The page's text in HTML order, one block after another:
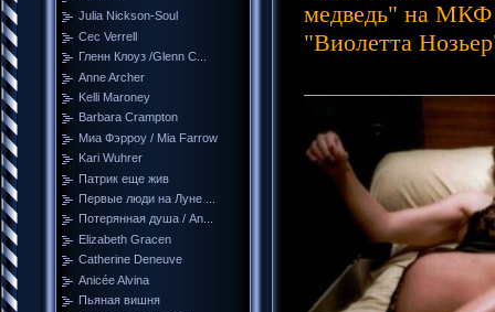
Julia Nickson-Soul
Cec Verrell
Гленн Клоуз /Glenn C...
Anne Archer
Kelli Maroney
Barbara Crampton
Миа Фэрроу / Mia Farrow
Kari Wuhrer
Патрик еще жив
Первые люди на Луне ...
Потерянная душа / An...
Elizabeth Gracen
Catherine Deneuve
Anicée Alvina
Пьяная вишня
медведь" на МКФ
"Виолетта